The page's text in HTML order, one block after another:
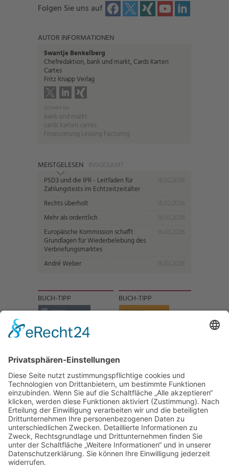
Folgen Sie uns auf
AUTOR INFORMATIONEN
Swantje Benkelberg
Chefredaktion, bank und markt, Cards Karten
Cartes
Fritz Knapp Verlag
Schreibt für:
bank und markt
cards Karten cartes
Finanzierung Leasing Factoring
MEISTGELESEN INSGESAMT
PSD3 und die IPR - Leitfaden für
Zahlungstests im Echtzeitzeitalter
Rechts überholt
Mehr als ordentlich
Europäische Kommission schafft
Grundlagen für Wiederbelebung des
Verbriefungsmarktes
André Weber
BUCH-TIPP BUCH-TIPP